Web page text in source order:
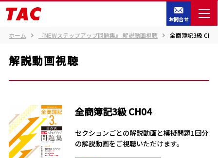
お問合せ
ホーム 『NEWステップアップ問題集』 解説動画視聴 全商簿記3級 CH04
解説動画視聴
全商簿記3級 CH04
セクションごとの解説動画と模擬問題1回分
の解説動画をご視聴いただけます。